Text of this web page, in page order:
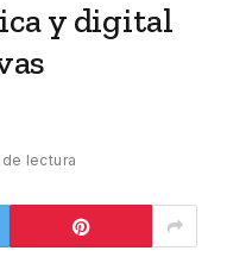
y digital
lectura